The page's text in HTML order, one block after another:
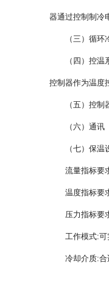
器通过控制制冷
（三）循
（四）控
控制器作为温度
（五）控
（六）通
（七）保
流量指标要
温度指标要
压力指标要
工作模式:
冷却介质: